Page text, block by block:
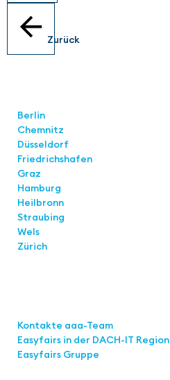
Zurück
Berlin
Chemnitz
Düsseldorf
Friedrichshafen
Graz
Hamburg
Heilbronn
Straubing
Wels
Zürich
Kontakte aaa-Team
Easyfairs in der DACH-IT Region
Easyfairs Gruppe